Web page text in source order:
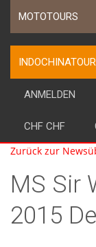
MOTOTOURS
ANMELDEN
CHF CHF
Zurück zur
MS Sir
2015